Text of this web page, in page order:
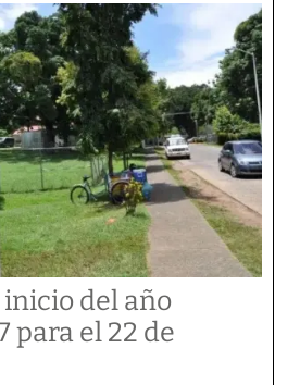
del año
para el 22 de